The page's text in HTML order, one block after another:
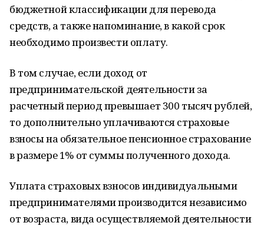
бюджетной классификации для перевода
средств, а также напоминание, в какой срок
необходимо произвести оплату.
В том случае, если доход от
предпринимательской деятельности за
расчетный период превышает 300 тысяч рублей,
то дополнительно уплачиваются страховые
взносы на обязательное пенсионное страхование
в размере 1% от суммы полученного дохода.
Уплата страховых взносов индивидуальными
предпринимателями производится независимо
от возраста, вида осуществляемой деятельности